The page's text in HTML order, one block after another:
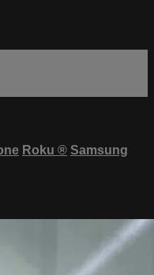
Roku ® Samsung